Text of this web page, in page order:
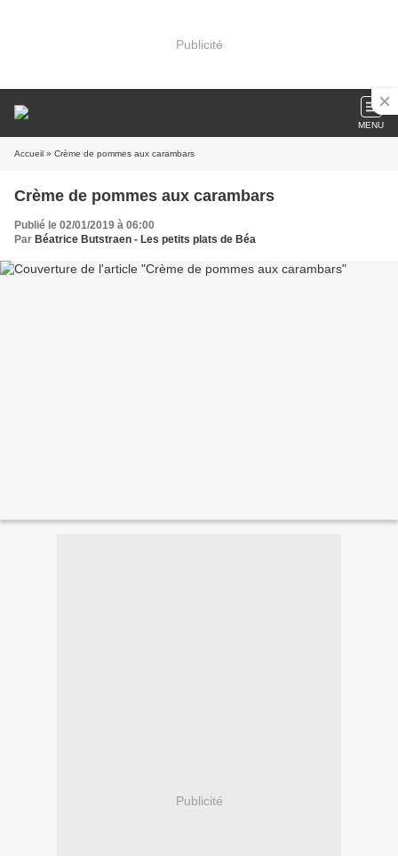
Publicité
MENU
Accueil » Crème de pommes aux carambars
Crème de pommes aux carambars
Publié le 02/01/2019 à 06:00
Par Béatrice Butstraen - Les petits plats de Béa
Publicité